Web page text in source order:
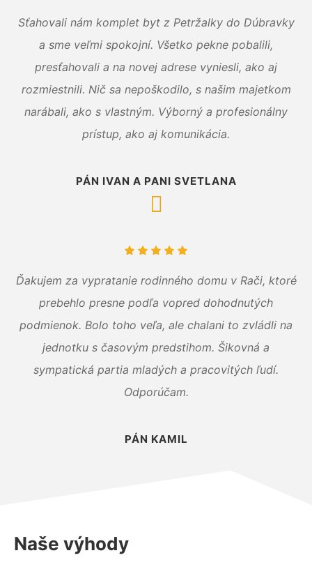
Sťahovali nám komplet byt z Petržalky do Dúbravky
a sme veľmi spokojní. Všetko pekne pobalili,
presťahovali a na novej adrese vyniesli, ako aj
rozmiestnili. Nič sa nepoškodilo, s našim majetkom
narábali, ako s vlastným. Výborný a profesionálny
prístup, ako aj komunikácia.
PÁN IVAN A PANI SVETLANA
Ďakujem za vypratanie rodinného domu v Rači, ktoré
prebehlo presne podľa vopred dohodnutých
podmienok. Bolo toho veľa, ale chalani to zvládli na
jednotku s časovým predstihom. Šikovná a
sympatická partia mladých a pracovitých ľudí.
Odporúčam.
PÁN KAMIL
Naše výhody